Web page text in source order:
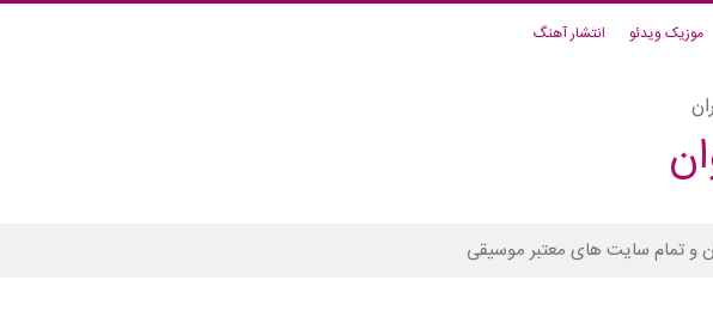
موزیک ویدئو انتشار آهنگ
تمام سایت های معتبر موسیقی